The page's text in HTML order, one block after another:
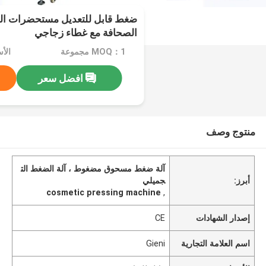
ضغط قابل للتعديل مستحضرات
الصحافة مع غطاء زجاجي
MOQ：1 مجموعة
افضل سعر
منتوج وصف
أبرز:
آلة ضغط مسحوق مضغوط ، آلة الضغط الت
جميلي
,
cosmetic pressing machine
إصدار الشهادات CE
اسم العلامة التجارية Gieni